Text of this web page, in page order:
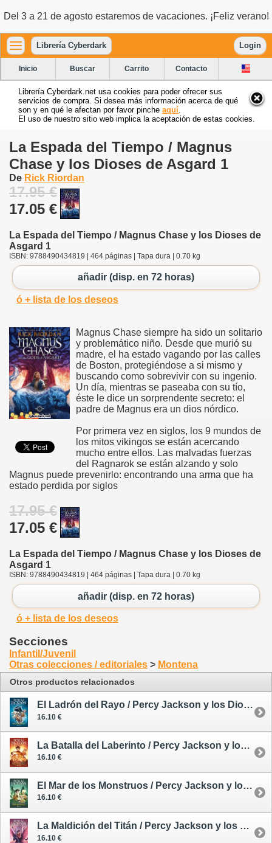
Del 3 a 21 de agosto estaremos de vacaciones. ¡Feliz verano!
Librería Cyberdark Login
Inicio Buscar Carrito Contacto
Librería Cyberdark.net usa cookies para poder ofrecer sus
servicios de compra. Si desea más información acerca de qué
son y en qué le afectan por favor pinche aquí
El uso de nuestro sitio web implica la aceptación de estas cookies.
La Espada del Tiempo / Magnus
Chase y los Dioses de Asgard 1
De Rick Riordan
17.95 €
17.05 €
La Espada del Tiempo / Magnus Chase y los Dioses de
Asgard 1
ISBN: 9788490434819 | 464 páginas | Tapa dura | 0.70 kg
añadir (disp. en 72 horas)
ó + lista de los deseos
Magnus Chase siempre ha sido un solitario
y problemático niño. Desde que murió su
madre, el ha estado vagando por las calles
de Boston, protegiéndose a si mismo y
buscando como sobrevivir con su ingenio.
Un día, mientras se paseaba con su tío,
éste le dice un sorprendente secreto: el
padre de Magnus era un dios nórdico.
Por primera vez en siglos, los 9 mundos de
los mitos vikingos se están acercando
mucho entre ellos. Las malvadas fuerzas
del Ragnarok se están alzando y solo
Magnus puede prevenirlo: encontrando una arma que ha
estado perdida por siglos
17.95 €
17.05 €
La Espada del Tiempo / Magnus Chase y los Dioses de
Asgard 1
ISBN: 9788490434819 | 464 páginas | Tapa dura | 0.70 kg
añadir (disp. en 72 horas)
ó + lista de los deseos
Secciones
Infantil/Juvenil
Otras colecciones / editoriales > Montena
Otros productos relacionados
El Ladrón del Rayo / Percy Jackson y los Dioses del Olimpo 1
16.10 €
La Batalla del Laberinto / Percy Jackson y los Dioses del Olimpo 4
16.10 €
El Mar de los Monstruos / Percy Jackson y los Dioses del Olimpo 2
16.10 €
La Maldición del Titán / Percy Jackson y los Dioses del Olimpo 3
16.10 €